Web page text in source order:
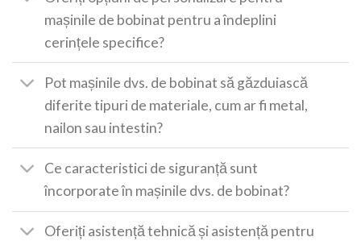
mașinile de bobinat pentru a îndeplini
cerințele specifice?
Pot mașinile dvs. de bobinat să găzduiască
diferite tipuri de materiale, cum ar fi metal,
nailon sau intestin?
Ce caracteristici de siguranță sunt
încorporate în mașinile dvs. de bobinat?
Oferiți asistență tehnică și asistență pentru